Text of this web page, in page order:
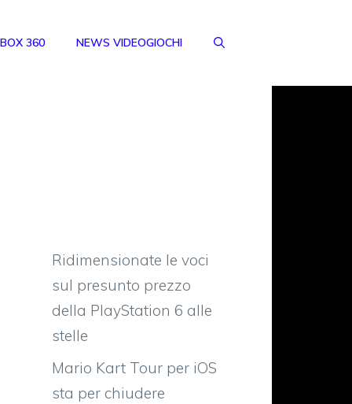
360 NEWS VIDEOGIOCHI
Ridimensionate le voci
sul presunto prezzo
della PlayStation 6 alle
stelle
Mario Kart Tour per iOS
sta per chiudere